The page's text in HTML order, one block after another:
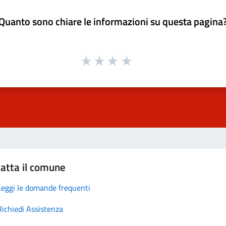
sono chiare le informazioni su questa
il comune
le domande frequenti
Assistenza